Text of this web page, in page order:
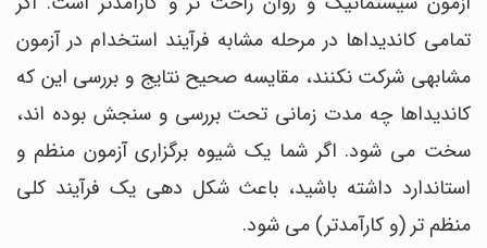
تمامی کاندیداها در مرحله مشابه فرآیند استخدام در آزمون
مشابهی شرکت نکنند، مقایسه صحیح نتایج و بررسی این که
کاندیداها چه مدت زمانی تحت بررسی و سنجش بوده اند،
سخت می شود. اگر شما یک شیوه برگزاری آزمون منظم و
استاندارد داشته باشید، باعث شکل دهی یک فرآیند کلی
منظم تر (و کارآمدتر) می شود.